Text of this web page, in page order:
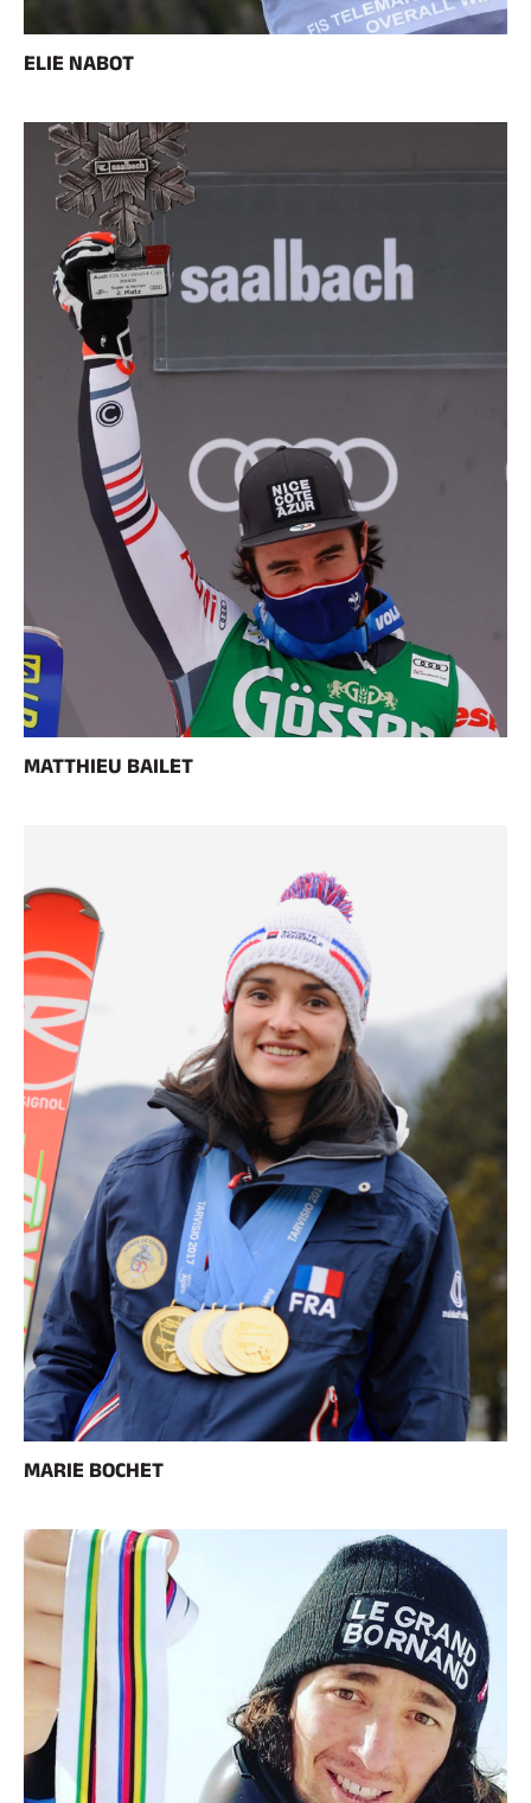
ELIE NABOT
MATTHIEU BAILET
MARIE BOCHET